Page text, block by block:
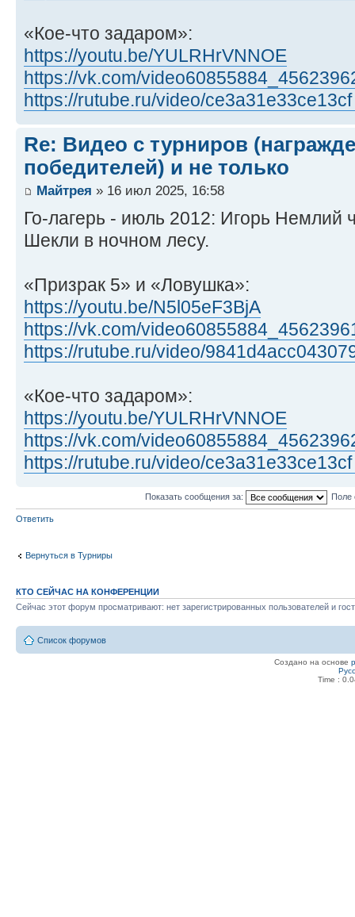
«Кое-что задаром»:
https://youtu.be/YULRHrVNNOE
https://vk.com/
https://rutube.ru/video/
Re: Видео с турниров
победителей) и не только
Майтрея » 16 июл 2025, 16:58
Го-лагерь - июль 2012: Игорь Немлий
Шекли в ночном лесу.
«Призрак 5» и «Ловушка»:
https://youtu.be/N5l05eF3BjA
https://vk.com/
https://rutube.ru/video/
«Кое-что задаром»:
https://youtu.be/YULRHrVNNOE
https://vk.com/
https://rutube.ru/video/
Показать сообщения за: Поле
Ответить
Вернуться в Турниры
КТО СЕЙЧАС НА КОНФЕРЕНЦИИ
Сейчас этот форум просматривают: нет зарегистрированных пользователей и
Список форумов
Создано на основе
Time :